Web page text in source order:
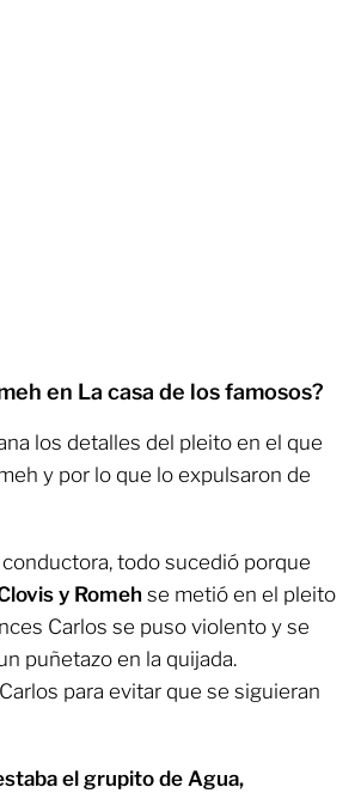
en La casa de los famosos?
los detalles del pleito en el que
y por lo que lo expulsaron de
todo sucedió porque
y Romeh se metió en el pleito
Carlos se puso violento y se
puñetazo en la quijada.
para evitar que se siguieran
el grupito de Agua,